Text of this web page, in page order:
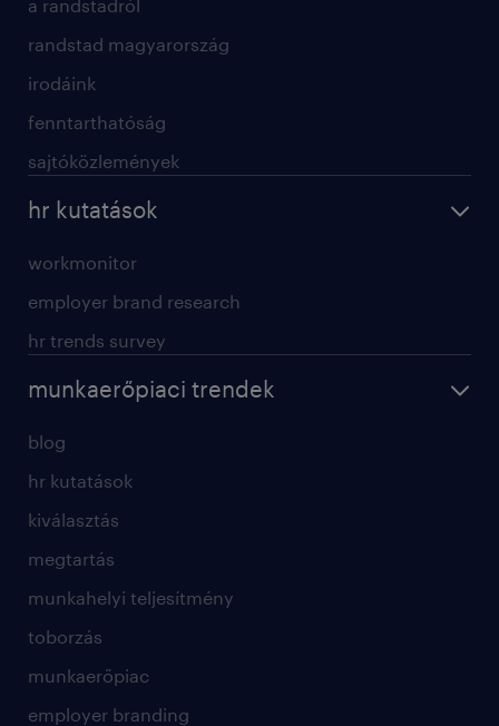
a randstadról
randstad magyarország
irodáink
fenntarthatóság
sajtóközlemények
hr kutatások
workmonitor
employer brand research
hr trends survey
munkaerőpiaci trendek
blog
hr kutatások
kiválasztás
megtartás
munkahelyi teljesítmény
toborzás
munkaerőpiac
employer branding